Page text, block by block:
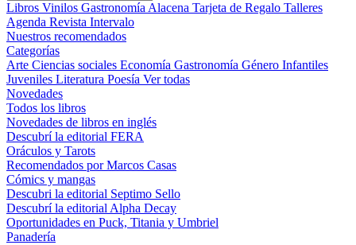
Libros Vinilos Gastronomía Alacena Tarjeta de Regalo Talleres
Agenda Revista Intervalo
Nuestros recomendados
Categorías
Arte Ciencias sociales Economía Gastronomía Género Infantiles
Juveniles Literatura Poesía Ver todas
Novedades
Todos los libros
Novedades de libros en inglés
Descubrí la editorial FERA
Oráculos y Tarots
Recomendados por Marcos Casas
Cómics y mangas
Descubri la editorial Septimo Sello
Descubrí la editorial Alpha Decay
Oportunidades en Puck, Titania y Umbriel
Panadería